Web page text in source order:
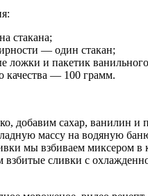
стакана;
— один стакан;
ложки и пакетик ванильного
качества — 100 грамм.
добавим сахар, ванилин и
массу на водяную
мы взбиваем миксером в
сливки с